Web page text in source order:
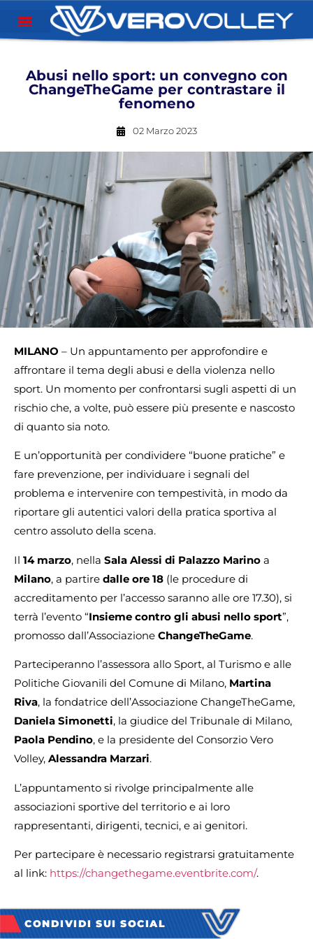
Abusi nello sport: un convegno con
ChangeTheGame per contrastare il
fenomeno
02 Marzo 2023
MILANO – Un appuntamento per approfondire e
affrontare il tema degli abusi e della violenza nello
sport. Un momento per confrontarsi sugli aspetti di un
rischio che, a volte, può essere più presente e nascosto
di quanto sia noto.
E un’opportunità per condividere “buone pratiche” e
fare prevenzione, per individuare i segnali del
problema e intervenire con tempestività, in modo da
riportare gli autentici valori della pratica sportiva al
centro assoluto della scena.
Il 14 marzo, nella Sala Alessi di Palazzo Marino a
Milano, a partire dalle ore 18 (le procedure di
accreditamento per l’accesso saranno alle ore 17.30), si
terrà l’evento “Insieme contro gli abusi nello sport”,
promosso dall’Associazione ChangeTheGame.
Parteciperanno l’assessora allo Sport, al Turismo e alle
Politiche Giovanili del Comune di Milano, Martina
Riva, la fondatrice dell’Associazione ChangeTheGame,
Daniela Simonetti, la giudice del Tribunale di Milano,
Paola Pendino, e la presidente del Consorzio Vero
Volley, Alessandra Marzari.
L’appuntamento si rivolge principalmente alle
associazioni sportive del territorio e ai loro
rappresentanti, dirigenti, tecnici, e ai genitori.
Per partecipare è necessario registrarsi gratuitamente
al link: https://changethegame.eventbrite.com/.
CONDIVIDI SUI SOCIAL